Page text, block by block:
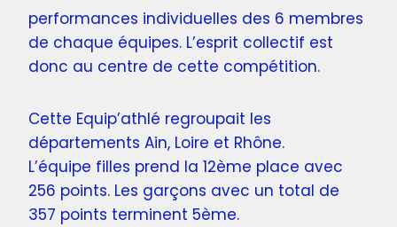
performances individuelles des 6 membres
de chaque équipes. L’esprit collectif est
donc au centre de cette compétition.
Cette Equip’athlé regroupait les
départements Ain, Loire et Rhône.
L’équipe filles prend la 12ème place avec
256 points. Les garçons avec un total de
357 points terminent 5ème.